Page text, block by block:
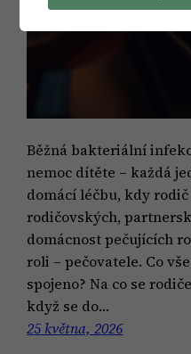
Běžná bakteriální
nemoc dítěte – každá
domácí léčbu, kdy
rodičovských,
domácnost pečujících
roli – pečovatele. Co
spojeno? Na co se
když se do…
25 května, 2026